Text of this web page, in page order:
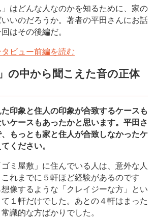
はどんな人なのかを知るために、家の
いのだろうか。著者の平田さんにお話
はその後編だ。
ビュー前編を読む
の中から聞こえた音の正体
印象と住人の印象が合致するケースも
ケースもあったかと思います。平田さ
もっとも家と住人が合致しなかったケ
ください。
ミ屋敷」に住んでいる人は、意外な人
れまでに５軒ほど経験があるのです
像するような「クレイジーな方」とい
１軒だけでした。あとの４軒はまった
識的な方ばかりでした。